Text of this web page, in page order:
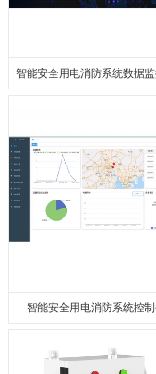
智能安全⽤电消防系统数据
智能安全⽤电消防系统控